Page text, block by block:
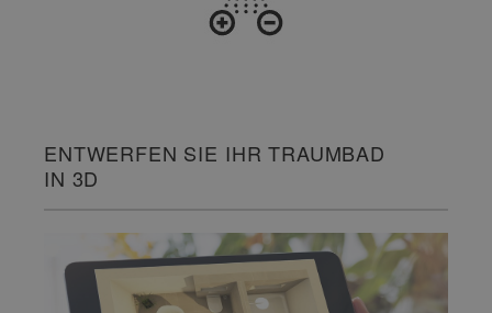
ENTWERFEN SIE IHR TRAUMBAD
IN 3D